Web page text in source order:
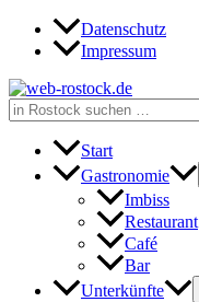
Zum
Inhalt
Datenschutz
Impressum
Search
for:
Start
Gastronomie
Imbiss
Restaurant
Café
Bar
Unterkünfte